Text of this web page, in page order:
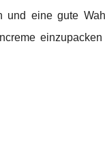
und eine gute
einzupacken